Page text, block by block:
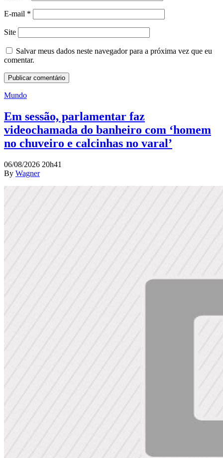
E-mail *
Site
Salvar meus dados neste navegador para a próxima vez que eu
comentar.
Mundo
Em sessão, parlamentar faz
videochamada do banheiro com ‘homem
no chuveiro e calcinhas no varal’
06/08/2026 20h41
By Wagner